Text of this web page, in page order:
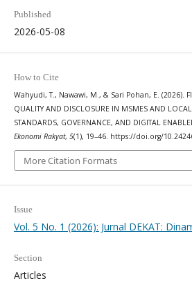
Published
2026-05-08
How to Cite
Wahyudi, T., Nawawi, M., & Sari Pohan, E. (2026).
QUALITY AND DISCLOSURE IN MSMES AND
STANDARDS, GOVERNANCE, AND DIGITAL
Ekonomi Rakyat, 5(1), 19–46. https://doi.org/
More Citation Formats
Issue
Vol. 5 No. 1 (2026): Jurnal DEKAT:
Section
Articles